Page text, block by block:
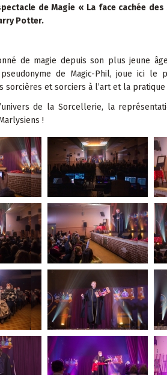
de Magie « La face cachée
Potter.
de magie depuis son plus jeune
de Magic-Phil, joue ici le
sorcières et sorciers à l’art et la pratique
de la Sorcellerie, la
!